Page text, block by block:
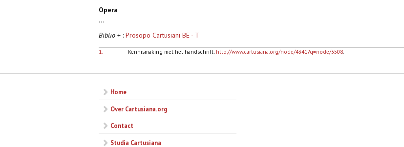
Opera
...
Biblio + : Prosopo Cartusiani BE - T
1. Kennismaking met het handschrift: http://www.cartusiana.org/node/4341?q=node/3508.
Home
Over Cartusiana.org
Contact
Studia Cartusiana